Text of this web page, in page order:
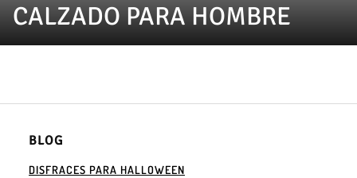
CALZADO PARA HOMBRE
BLOG
DISFRACES PARA HALLOWEEN